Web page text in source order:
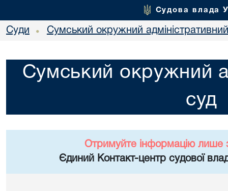
Судова влада
Суди • Сумський окружний
Сумський окружний
суд
Отримуйте інформацію лише
Єдиний Контакт-центр судової